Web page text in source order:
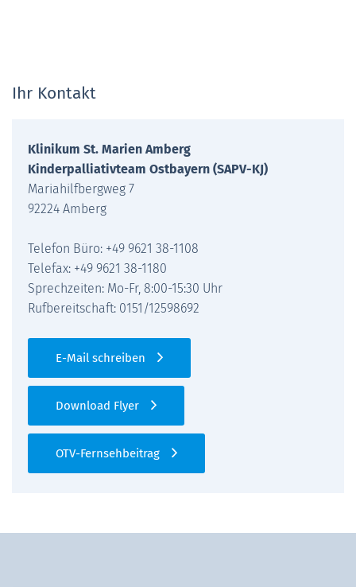
Ihr Kontakt
Klinikum St. Marien Amberg
Kinderpalliativteam Ostbayern (SAPV-KJ)
Mariahilfbergweg 7
92224 Amberg
Telefon Büro: +49 9621 38-1108
Telefax: +49 9621 38-1180
Sprechzeiten: Mo-Fr, 8:00-15:30 Uhr
Rufbereitschaft: 0151/12598692
E-Mail schreiben
Download Flyer
OTV-Fernsehbeitrag